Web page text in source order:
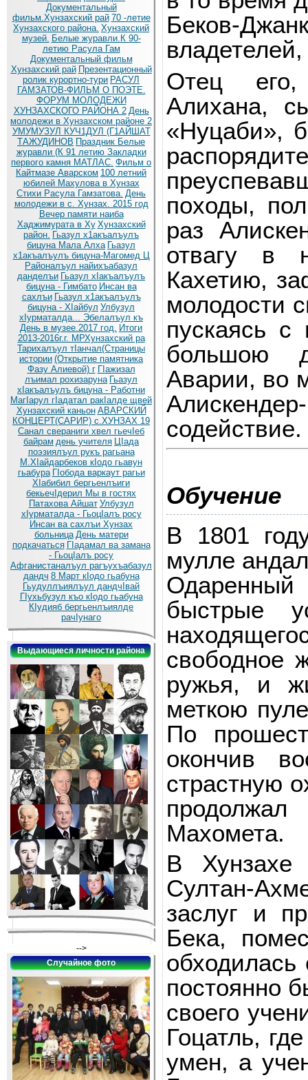
Документальный
фильм.Хунзахский рай 70 -летие
Хунзахского района. Хунзахский
музей. Белые журавли.К 90-
летию Расула Гам
Документальный фильм
Хунзахский рай Презентационный
ролик курортно-тури РАСУЛ
ГАМЗАТОВ-ФИЛЬМ О ПОЭТЕ.
ФОРУМ МОЛОДЕЖИ
ХУНЗАХСКОГО РАЙОНА 2 День
молодежи в Хунзахском районе 2
УМУМУЗУЛ КУЧ1ДУЛ (Г1АЙШАТ
ТАЖУДИНОВ Праздник Белые
журавли (К 91 летию Закладки
первого камня МАТЛАС. Фильм о
Кайтмазе Аварском 100 летний
юбилей Махулова в Хунзах
Стихи Расула Гамзатова. День
молодежи в с. Хунзах. 2015 год
Вечер памяти наиба
Хаджимурата в Ху Хунзахский
район. Гьазул х1акъалъулъ
бицуна Мала Алха Гьазул
х1акъалъулъ бицуна-Магомед Ц
Районалъул найихъабазул
данделъи Гьазул хIакъалъулъ
бицуна - Гимбато Инсан ва
сахлъи Гьазул х1акъалъулъ
бицуна - ХIайбул Улбузул
хIурматалда... Эбелалъул къ
День в музее.2017 год. Итоги
2013-2016г.г. МРХунзахский ра
Тарихалъул тIанчал(Страницы
истории (Открытие памятника
Фазу Алиевой) г ГIажизал
лъимал рохизаруна Гьазул
хIакъалъулъ бицуна - Работни
МагIарул гIадатал ракIалде щвей
Хунзахский каньон АВАРСКИЙ
КОНЦЕРТ(САРИР) с.ХУНЗАХ 19
Санал свераниги хвел гьечIеб
байрам день учителя ЦIада
поэзиялъул рукъ рагьана
М.ХIайдарбеков кIодо гьавун
гьабура ГIобода варкаут рагьи
ХIабибил бергьенлъиги
бекьечIдерил Мы в гостях
Патахова Айшат Улбузул
хIурматалда - ГьоцIалъ росу
Инсан ва сахлъи Хунзах
больница День матери
подкачаться ГIадамал ва замана
- ГьоцIалъ росу
Афганистаналъул рагъухъабазул
дандч 8 Март кIодо гьабуна
Гьудуллъиялъул дандчIвай
ГIухьбузул къо кIодо гьабуна
КIудияб бергьенлъиялде
рачIунаго
Выдающиеся личности района
-->
Случайное фото
Беков-
Отец его,
Алихана,
«Нуцаби»,
походы,
раз
отвагу в
Кахетию,
молодости
пускаясь
большою
Аварии, во
содействие.
Обучение
В 1801
мулле
быстрые
свободное
ружья, и
меткою
По
окончив
страстную
Махомета.
В Хунзахе
Султан-
заслуг и
Бека,
постоянно
своего
Гоцатль,
умен, а